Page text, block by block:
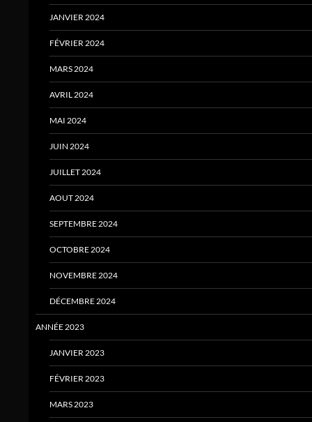
JANVIER 2024
FÉVRIER 2024
MARS 2024
AVRIL 2024
MAI 2024
JUIN 2024
JUILLET 2024
AOUT 2024
SEPTEMBRE 2024
OCTOBRE 2024
NOVEMBRE 2024
DÉCEMBRE 2024
ANNÉE 2023
JANVIER 2023
FÉVRIER 2023
MARS 2023